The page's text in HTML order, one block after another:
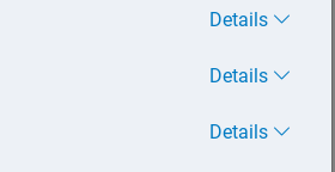
als Teil ihres
Die
durch Erlass der
festgesetzt. Es
Arbeitnehmers pro
(in
Details
Details
Details